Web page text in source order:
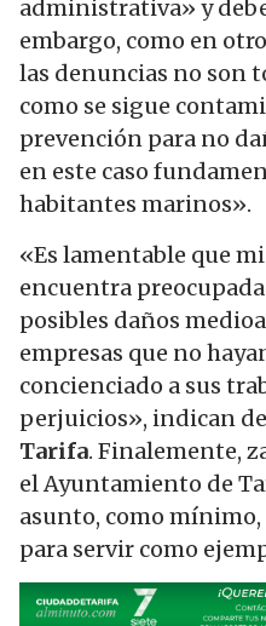
administrativa» y
embargo, como en
las denuncias no son
como se sigue
prevención para no
en este caso
habitantes marinos».
«Es lamentable que
encuentra
posibles daños
empresas que no
concienciado a sus
perjuicios», indican
Tarifa. Finalemente,
el Ayuntamiento de
asunto, como
para servir como